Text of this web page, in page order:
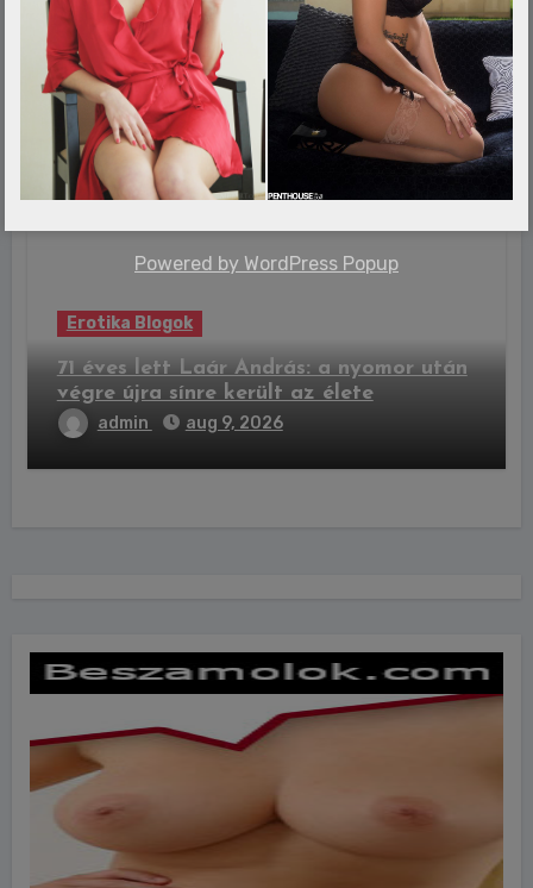
Erotika Blogok
Brutális színpadi balesetéről mesélt
Tarján Zsófi
admin aug 9, 2026
Erotika Blogok
71 éves lett Laár András: a nyomor után
végre újra sínre került az élete
admin aug 9, 2026
Powered by WordPress Popup